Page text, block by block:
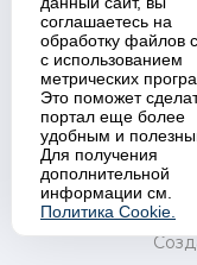
Обнинск".
Адрес
Телефон
Настоящий
Политика в
соглашаетесь на
обработку файлов
с использованием
метрических
Это поможет
портал еще более
удобным и
Для получения
дополнительной
информации см.
Политика Cookie.